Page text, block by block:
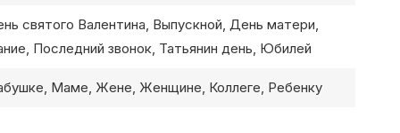
святого Валентина, Выпускной, День матери,
Последний звонок, Татьянин день, Юбилей
Маме, Жене, Женщине, Коллеге, Ребенку